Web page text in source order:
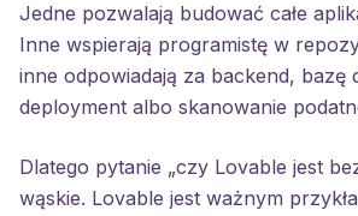
Jedne pozwalają budować całe
Inne wspierają programistę w
inne odpowiadają za backend, bazę
deployment albo skanowanie
Dlatego pytanie „czy Lovable jest
wąskie. Lovable jest ważnym